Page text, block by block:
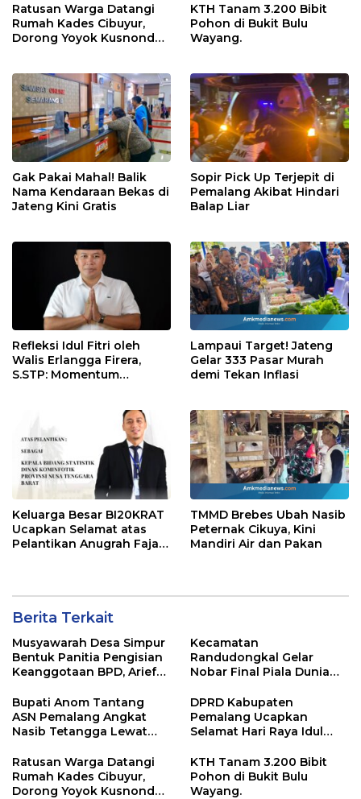
Ratusan Warga Datangi
Rumah Kades Cibuyur,
Dorong Yoyok Kusnondo
KTH Tanam 3.200 Bibit
Pohon di Bukit Bulu
Wayang.
Gak Pakai Mahal! Balik
Nama Kendaraan Bekas di
Jateng Kini Gratis
Sopir Pick Up Terjepit di
Pemalang Akibat Hindari
Balap Liar
Refleksi Idul Fitri oleh
Walis Erlangga Firera,
S.STP: Momentum
Lampaui Target! Jateng
Gelar 333 Pasar Murah
demi Tekan Inflasi
Keluarga Besar BI20KRAT
Ucapkan Selamat atas
Pelantikan Anugrah Fajar
TMMD Brebes Ubah Nasib
Peternak Cikuya, Kini
Mandiri Air dan Pakan
Berita Terkait
Musyawarah Desa Simpur
Bentuk Panitia Pengisian
Keanggotaan BPD, Arief
Sebagai Ketua
Kecamatan
Randudongkal Gelar
Nobar Final Piala Dunia
Ramaikan Acara
Bupati Anom Tantang
ASN Pemalang Angkat
Nasib Tetangga Lewat
DPRD Kabupaten
Pemalang Ucapkan
Selamat Hari Raya Idul
Ratusan Warga Datangi
Rumah Kades Cibuyur,
Dorong Yoyok Kusnondo
KTH Tanam 3.200 Bibit
Pohon di Bukit Bulu
Wayang.